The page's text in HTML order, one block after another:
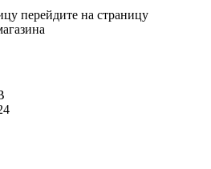
перейдите на страницу